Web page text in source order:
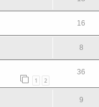
16
8
1 2
36
9